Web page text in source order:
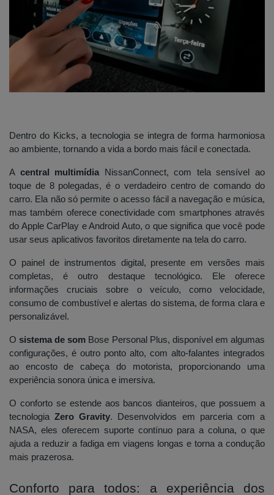
Dentro do Kicks, a tecnologia se integra de forma harmoniosa
ao ambiente, tornando a vida a bordo mais fácil e conectada.
A central multimídiaNissanConnect, com tela sensível ao
toque de 8 polegadas, é o verdadeiro centro de comando do
carro. Ela não só permite o acesso fácil a navegação e música,
mas também oferece conectividade com smartphones através
do Apple CarPlay e Android Auto, o que significa que você pode
usar seus aplicativos favoritos diretamente na tela do carro.
O painel de instrumentos digital, presente em versões mais
completas, é outro destaque tecnológico. Ele oferece
informações cruciais sobre o veículo, como velocidade,
consumo de combustível e alertas do sistema, de forma clara e
personalizável.
O sistema de som Bose Personal Plus, disponível em algumas
configurações, é outro ponto alto, com alto-falantes integrados
ao encosto de cabeça do motorista, proporcionando uma
experiência sonora única e imersiva.
O conforto se estende aos bancos dianteiros, que possuem a
tecnologiaZero Gravity. Desenvolvidos em parceria com a
NASA, eles oferecem suporte contínuo para a coluna, o que
ajuda a reduzir a fadiga em viagens longas e torna a condução
mais prazerosa.
Conforto para todos: a experiência dos